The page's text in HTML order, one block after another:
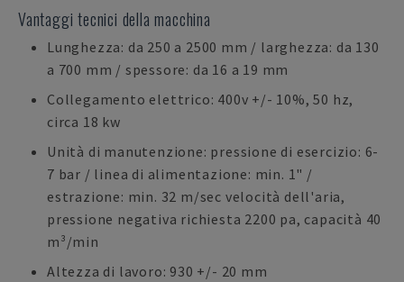
Vantaggi tecnici della macchina
Lunghezza: da 250 a 2500 mm / larghezza: da 130
a 700 mm / spessore: da 16 a 19 mm
Collegamento elettrico: 400v +/- 10%, 50 hz,
circa 18 kw
Unità di manutenzione: pressione di esercizio: 6-
7 bar / linea di alimentazione: min. 1" /
estrazione: min. 32 m/sec velocità dell'aria,
pressione negativa richiesta 2200 pa, capacità 40
m³/min
Altezza di lavoro: 930 +/- 20 mm